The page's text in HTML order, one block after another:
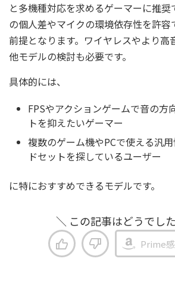
と多機種対応を求めるゲーマーに推
の個人差やマイクの環境依存性を許
前提となります。ワイヤレスやより高
他モデルの検討も必要です。
具体的には、
FPSやアクションゲームで音の方
トを抑えたいゲーマー
複数のゲーム機やPCで使える汎
ドセットを探しているユーザー
に特におすすめできるモデルです。
＼ この記事はどうでし
Prime